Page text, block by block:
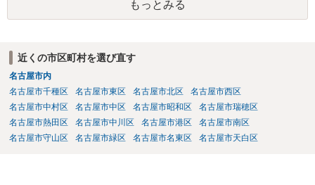
償の交流・学習機会として整理すること。 ・宿泊・交通・レンタカー
等の契約主体および支払は常にクライアント本人と事業者の間で完結
送・宿泊等のサービス提供者とは独立した立場であること、②参加者
の移動・アクティビティ参加は自己の判断と責任によること、③講師
の故意・重大な過失を除く範囲で事故等についての責任を限定するこ
とを明示すること。 この辺りは意識して書類等を作成された方がよろ
しいかと思います。 公開の場で個別具体的な内容に従って回答するの
にも限界がありますので、資料などを持参の上、弁護士の相談される
もっとみる
近くの市区町村を選び直す
名古屋市内
名古屋市千種区
名古屋市東区 名古屋市北区
名古屋市西区
名古屋市中村区
名古屋市中区 名古屋市昭和区
名古屋市瑞穂区
名古屋市熱田区
名古屋市中川区 名古屋市港区
名古屋市南区
名古屋市守山区
名古屋市緑区 名古屋市名東区 名古屋市天白区